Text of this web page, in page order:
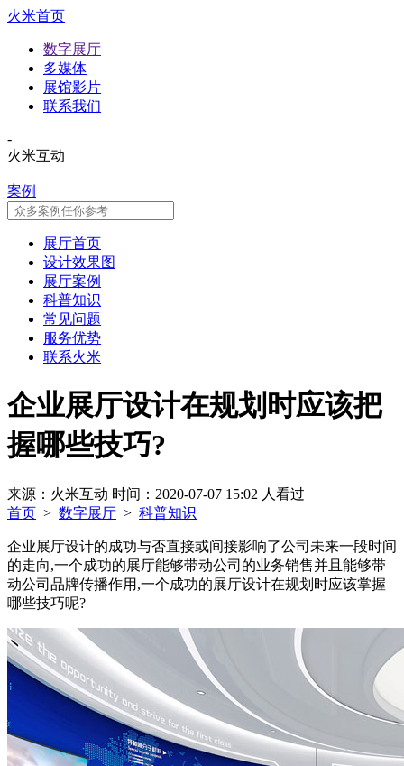
火米首页
数字展厅
多媒体
展馆影片
联系我们
-
火米互动
案例
展厅首页
设计效果图
展厅案例
科普知识
常见问题
服务优势
联系火米
企业展厅设计在规划时应该把
握哪些技巧?
来源：火米互动 时间：2020-07-07 15:02 人看过
首页 > 数字展厅 > 科普知识
企业展厅设计的成功与否直接或间接影响了公司未来一段时间
的走向,一个成功的展厅能够带动公司的业务销售并且能够带
动公司品牌传播作用,一个成功的展厅设计在规划时应该掌握
哪些技巧呢?